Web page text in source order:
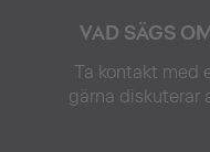
VAD SÄGS
Ta kontakt med
gärna diskuterar